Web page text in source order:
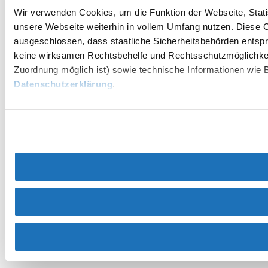
Wir verwenden Cookies, um die Funktion der Webseite,
unsere Webseite weiterhin in vollem Umfang nutzen.
ausgeschlossen, dass staatliche Sicherheitsbehörden
keine wirksamen Rechtsbehelfe und
Zuordnung möglich ist) sowie technische Informationen
Datenschutzerklärung.